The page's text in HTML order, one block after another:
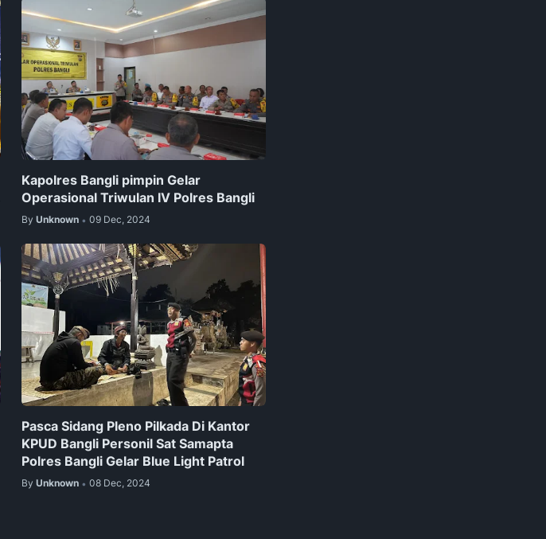
Kapolres Bangli pimpin Gelar
Operasional Triwulan IV Polres Bangli
By Unknown • 09 Dec, 2024
Pasca Sidang Pleno Pilkada Di Kantor
KPUD Bangli Personil Sat Samapta
Polres Bangli Gelar Blue Light Patrol
By Unknown • 08 Dec, 2024